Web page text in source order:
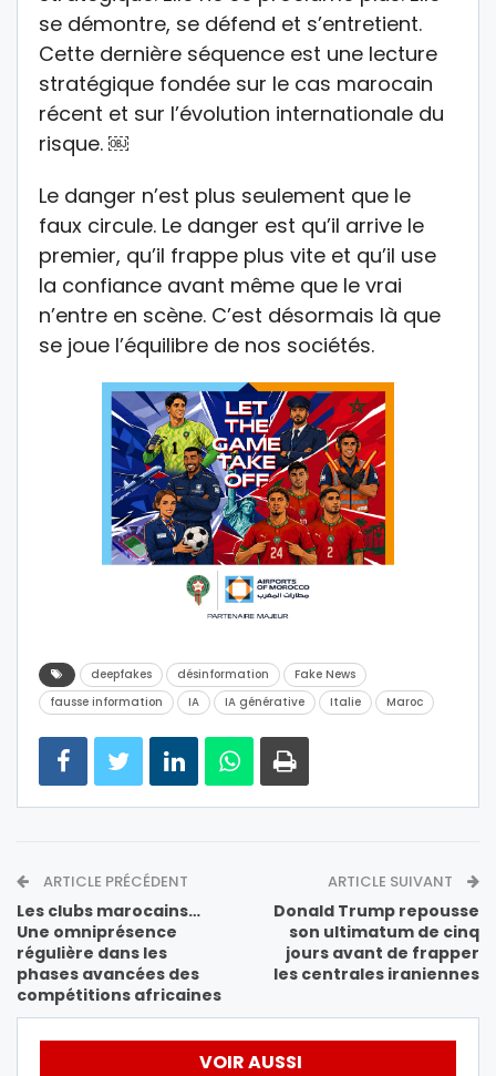
se démontre, se défend et s’entretient.
Cette dernière séquence est une lecture
stratégique fondée sur le cas marocain
récent et sur l’évolution internationale du
risque. ￼
Le danger n’est plus seulement que le
faux circule. Le danger est qu’il arrive le
premier, qu’il frappe plus vite et qu’il use
la confiance avant même que le vrai
n’entre en scène. C’est désormais là que
se joue l’équilibre de nos sociétés.
deepfakes désinformation
Fake News
fausse information
IA IA générative Italie Maroc
ARTICLE PRÉCÉDENT
Les clubs marocains…
Une omniprésence
régulière dans les
phases avancées des
compétitions africaines
ARTICLE SUIVANT
Donald Trump repousse
son ultimatum de cinq
jours avant de frapper
les centrales iraniennes
VOIR AUSSI